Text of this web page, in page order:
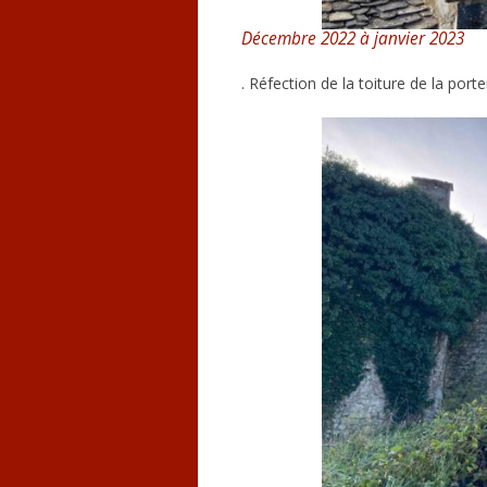
Décembre 2022 à janvier 2023
. Réfection de la toiture de la